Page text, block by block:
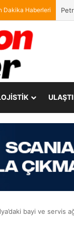
Dakika Haberleri
bayi ve servis